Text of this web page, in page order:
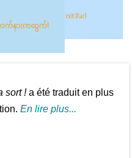
sort !a été traduit en plus
En lire plus...